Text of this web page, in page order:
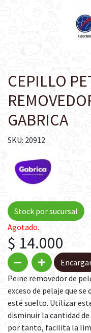
CEPILLO
GABRICA
SKU: 20912
Stock por sucursal
Agotado.
$ 14.000
Peine removedor de
exceso de pelaje que se
esté suelto. Utilizar
disminuir la cantidad de
por tanto, facilita la